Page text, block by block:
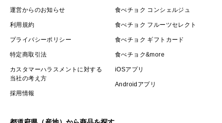
運営からのお知らせ
利用規約
プライバシーポリシー
特定商取引法
カスタマーハラスメントに対する
当社の考え方
採用情報
食べチョク コンシェルジュ
食べチョク フルーツセレクト
食べチョク ギフトカード
食べチョク&more
iOSアプリ
Androidアプリ